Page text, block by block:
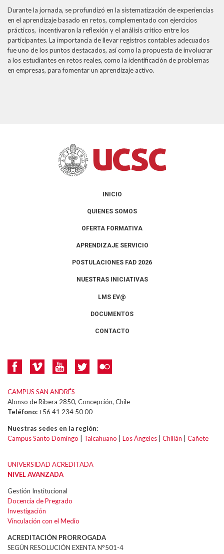
Durante la jornada, se profundizó en la sistematización de experiencias
en el aprendizaje basado en retos, complementado con ejercicios
prácticos, incentivaron la reflexión y el análisis crítico entre los
participantes. La importancia de llevar registros contables adecuados
fue uno de los puntos destacados, así como la propuesta de involucrar
a los estudiantes en retos reales, como la identificación de problemas
en empresas, para fomentar un aprendizaje activo.
INICIO
QUIENES SOMOS
OFERTA FORMATIVA
APRENDIZAJE SERVICIO
POSTULACIONES FAD 2026
NUESTRAS INICIATIVAS
LMS EV@
DOCUMENTOS
CONTACTO
CAMPUS SAN ANDRÉS
Alonso de Ribera 2850, Concepción, Chile
Teléfono:+56 41 234 50 00
Nuestras sedes en la región:
Campus Santo Domingo
Talcahuano Los Ángeles Chillán Cañete
UNIVERSIDAD ACREDITADA
NIVEL AVANZADA
Gestión Institucional
Docencia de Pregrado
Investigación
Vinculación con el Medio
ACREDITACIÓN PRORROGADA
SEGÚN RESOLUCIÓN EXENTA N°501-4